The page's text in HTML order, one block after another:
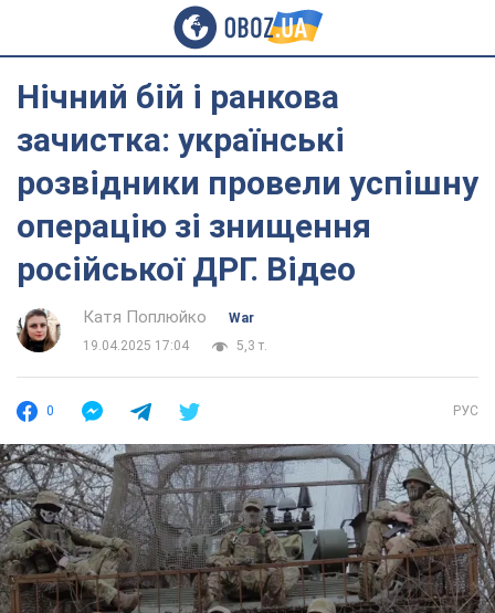
Нічний бій і ранкова
зачистка: українські
розвідники провели успішну
операцію зі знищення
російської ДРГ. Відео
Катя Поплюйко
War
19.04.2025 17:04
5,3 т.
0 РУС